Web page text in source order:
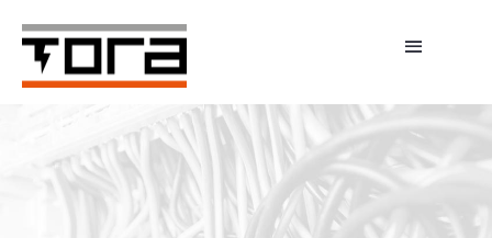
content
Toggle
Şarj Üniteleri